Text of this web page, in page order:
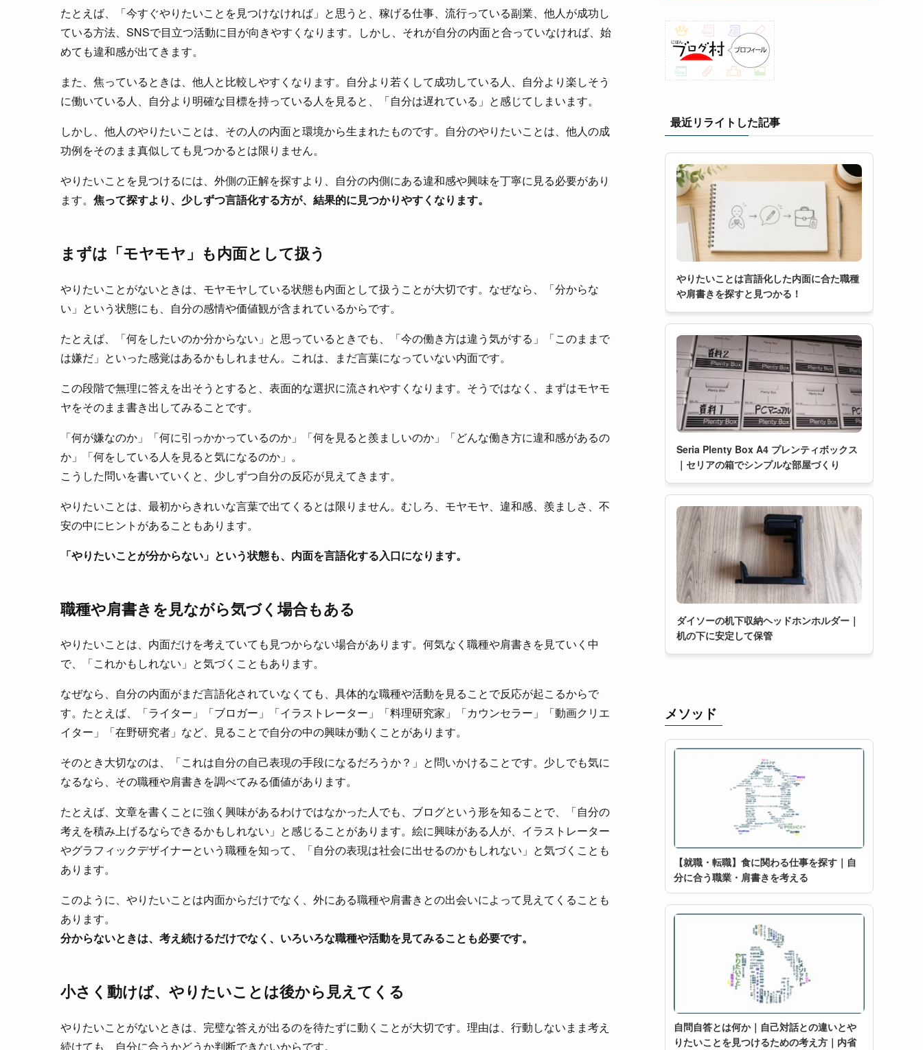
たとえば、「今すぐやりたいことを見つけなければ」と思うと、稼げる仕事、流行っている副業、他人が成功し
ている方法、SNSで目立つ活動に目が向きやすくなります。しかし、それが自分の内面と合っていなければ、始
めても違和感が出てきます。
また、焦っているときは、他人と比較しやすくなります。自分より若くして成功している人、自分より楽しそう
に働いている人、自分より明確な目標を持っている人を見ると、「自分は遅れている」と感じてしまいます。
しかし、他人のやりたいことは、その人の内面と環境から生まれたものです。自分のやりたいことは、他人の成
功例をそのまま真似しても見つかるとは限りません。
やりたいことを見つけるには、外側の正解を探すより、自分の内側にある違和感や興味を丁寧に見る必要があり
ます。 焦って探すより、少しずつ言語化する方が、結果的に見つかりやすくなります。
まずは「モヤモヤ」も内面として扱う
やりたいことがないときは、モヤモヤしている状態も内面として扱うことが大切です。なぜなら、「分からな
い」という状態にも、自分の感情や価値観が含まれているからです。
たとえば、「何をしたいのか分からない」と思っているときでも、「今の働き方は違う気がする」「このままで
は嫌だ」といった感覚はあるかもしれません。これは、まだ言葉になっていない内面です。
この段階で無理に答えを出そうとすると、表面的な選択に流されやすくなります。そうではなく、まずはモヤモ
ヤをそのまま書き出してみることです。
「何が嫌なのか」「何に引っかかっているのか」「何を見ると羨ましいのか」「どんな働き方に違和感があるの
か」「何をしている人を見ると気になるのか」。
こうした問いを書いていくと、少しずつ自分の反応が見えてきます。
やりたいことは、最初からきれいな言葉で出てくるとは限りません。むしろ、モヤモヤ、違和感、羨ましさ、不
安の中にヒントがあることもあります。
「やりたいことが分からない」という状態も、内面を言語化する入口になります。
職種や肩書きを見ながら気づく場合もある
やりたいことは、内面だけを考えていても見つからない場合があります。何気なく職種や肩書きを見ていく中
で、「これかもしれない」と気づくこともあります。
なぜなら、自分の内面がまだ言語化されていなくても、具体的な職種や活動を見ることで反応が起こるからで
す。たとえば、「ライター」「ブロガー」「イラストレーター」「料理研究家」「カウンセラー」「動画クリエ
イター」「在野研究者」など、見ることで自分の中の興味が動くことがあります。
そのとき大切なのは、「これは自分の自己表現の手段になるだろうか？」と問いかけることです。少しでも気に
なるなら、その職種や肩書きを調べてみる価値があります。
たとえば、文章を書くことに強く興味があるわけではなかった人でも、ブログという形を知ることで、「自分の
考えを積み上げるならできるかもしれない」と感じることがあります。絵に興味がある人が、イラストレーター
やグラフィックデザイナーという職種を知って、「自分の表現は社会に出せるのかもしれない」と気づくことも
あります。
このように、やりたいことは内面からだけでなく、外にある職種や肩書きとの出会いによって見えてくることも
あります。
分からないときは、考え続けるだけでなく、いろいろな職種や活動を見てみることも必要です。
小さく動けば、やりたいことは後から見えてくる
やりたいことがないときは、完璧な答えが出るのを待たずに動くことが大切です。理由は、行動しないまま考え
続けても、自分に合うかどうか判断できないからです。
最近リライトした記事
やりたいことは言語化した内面に合た職種
や肩書きを探すと見つかる！
Seria Plenty Box A4 プレンティボックス
｜セリアの箱でシンプルな部屋づくり
ダイソーの机下収納ヘッドホンホルダー｜
机の下に安定して保管
メソッド
【就職・転職】食に関わる仕事を探す｜自
分に合う職業・肩書きを考える
自問自答とは何か｜自己対話との違いとや
りたいことを見つけるための考え方｜内省